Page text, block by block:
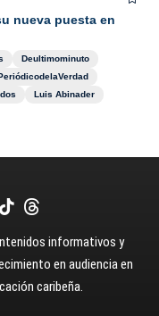
nueva puesta en
Deultimominuto
Luis Abinader
informativos y
en audiencia en
caribeña.